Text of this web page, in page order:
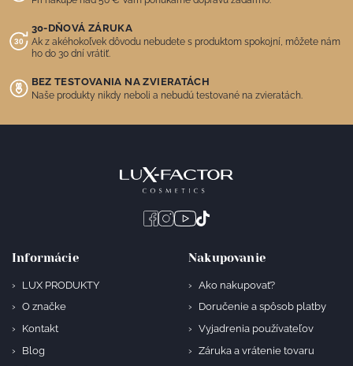
30-DŇOVÁ ZÁRUKA
Ak z akéhokoľvek dôvodu nebudete s produktom spokojní, môžete nám
ho do 30 dní vrátiť.
BEZ TESTOVANIA NA ZVIERATÁCH
Naše produkty nikdy neboli a nebudú testované na zvieratách.
Informácie
LUX PRODUKTY
O značke
Kontakt
Blog
Nakupovanie
Ako nakupovať?
Doručenie a spôsob platby
Vyjadrenia používateľov
Záruka a vrátenie tovaru